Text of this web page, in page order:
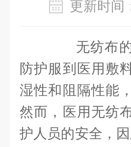
更新时
无纺布的
防护服到医用敷
湿性和阻隔性能
然而，医用无纺
护人员的安全，